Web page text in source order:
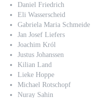
Daniel Friedrich
Eli Wasserscheid
Gabriela Maria Schmeide
Jan Josef Liefers
Joachim Król
Justus Johanssen
Kilian Land
Lieke Hoppe
Michael Rotschopf
Nuray Sahin